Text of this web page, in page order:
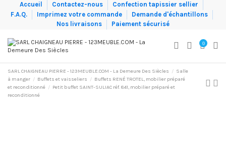
Accueil Contactez-nous
Confection tapissier sellier
F.A.Q.
Imprimez votre commande
Demande d'échantillons
Nos livraisons
Paiement sécurisé
0
SARL CHAIGNEAU PIERRE - 123MEUBLE.COM - La Demeure Des Siècles
Salle
à manger
Buffets et vaisseliers
Buffets RENÉ TROTEL, mobilier préparé
et reconditionné
Petit buffet SAINT-SULIAC réf. 841, mobilier préparé et
reconditionné